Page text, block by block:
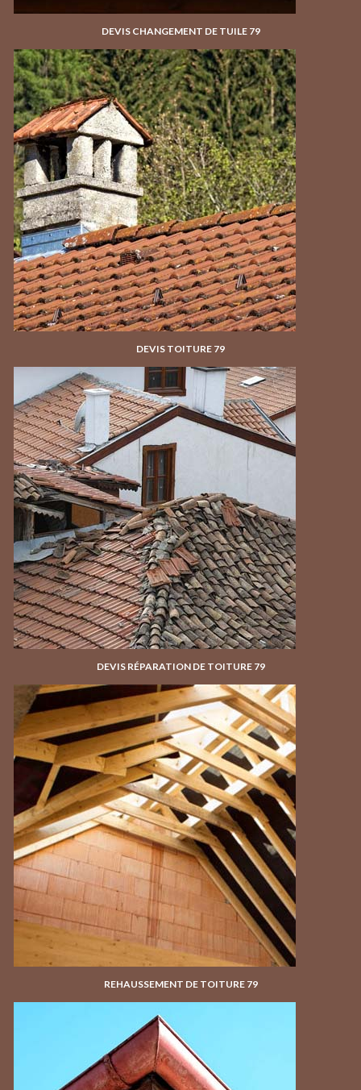
DEVIS CHANGEMENT DE TUILE 79
DEVIS TOITURE 79
DEVIS RÉPARATION DE TOITURE 79
REHAUSSEMENT DE TOITURE 79